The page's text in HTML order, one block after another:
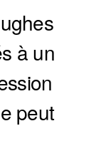
à un
peut